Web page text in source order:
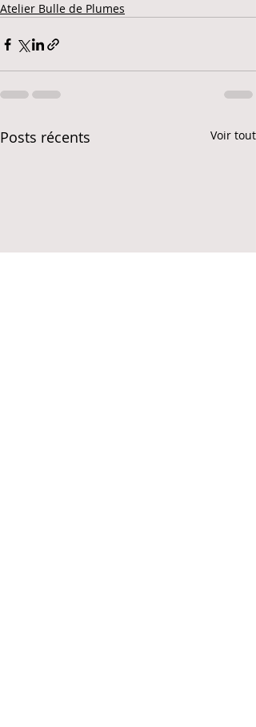
Atelier Bulle de Plumes
Posts récents Voir tout